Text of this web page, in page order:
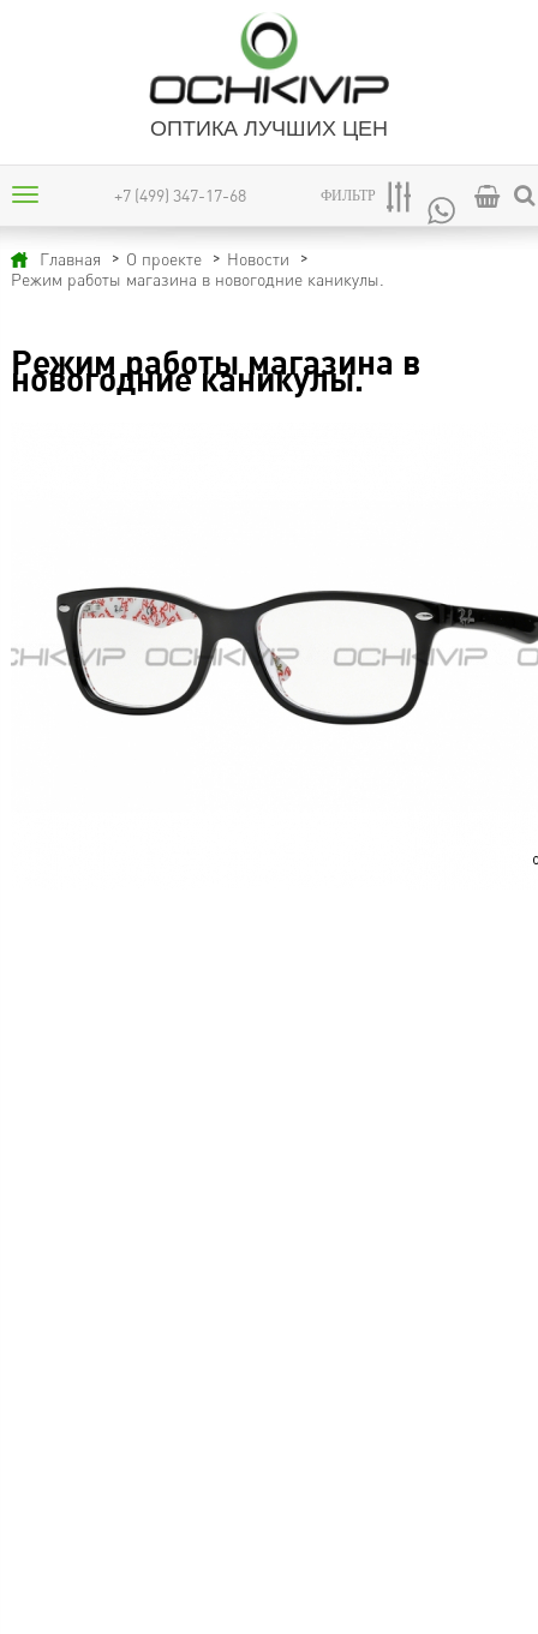
ОПТИКА ЛУЧШИХ ЦЕН
+7 (499) 347-17-68 ФИЛЬТР
Главная О проекте
Новости
Режим работы магазина в новогодние каникулы.
Режим работы магазина в
новогодние каникулы.